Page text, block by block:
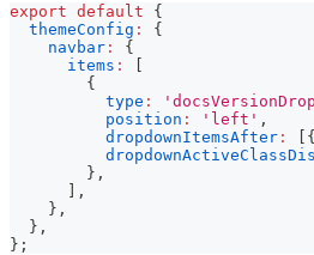
export default
{
themeConfig :
{
navbar :
{
items :
{
type :
position : 'left' ,
dropdownItemsAfter : {
} ,
,
} ,
} ,
} ;